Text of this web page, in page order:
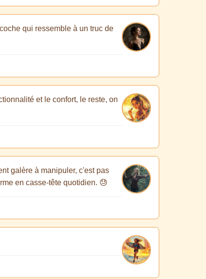
qui ressemble à un truc de
et le confort, le reste, on
galère à manipuler, c'est pas
en casse-tête quotidien. 😓